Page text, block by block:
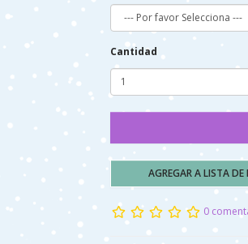
Cantidad
AGREGAR A LISTA DE
0